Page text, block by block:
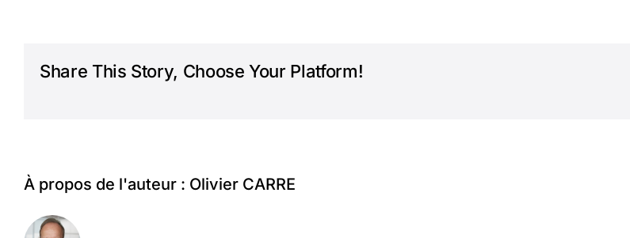
Share This Story, Choose Your Platform!
À propos de l'auteur : Olivier CARRE